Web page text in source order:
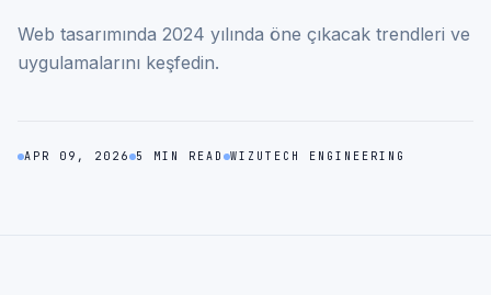
Web tasarımında 2024 yılında öne çıkacak trendleri ve
uygulamalarını keşfedin.
APR 09, 2026 5 MIN READ WIZUTECH ENGINEERING